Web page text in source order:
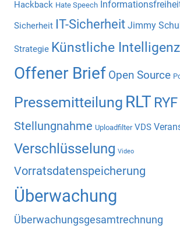
Hackback Hate Speech
Sicherheit IT-Sicherheit Jimmy
Strategie Künstliche Intelligenz
Offener Brief Open Source
Pressemitteilung RLT RYF
Stellungnahme Uploadfilter VDS
Verschlüsselung Video
Vorratsdatenspeicherung
Überwachung
Überwachungsgesamtrechnung